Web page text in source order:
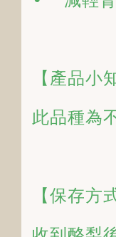
【產品小
此品種為
【保存方